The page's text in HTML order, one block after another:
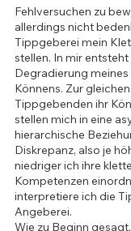
Fehlversuchen zu
allerdings nicht
Tippgeberei mein
stellen. In mir
Degradierung
Könnens. Zur
Tippgebenden ihr
stellen mich in eine
hierarchische
Diskrepanz, also je
niedriger ich ihre
Kompetenzen
interpretiere ich die
Angeberei.
Wie zu Beginn